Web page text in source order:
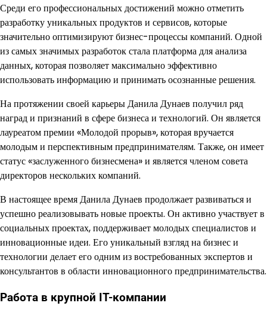
Среди его профессиональных достижений можно отметить
разработку уникальных продуктов и сервисов, которые
значительно оптимизируют бизнес-процессы компаний. Одной
из самых значимых разработок стала платформа для анализа
данных, которая позволяет максимально эффективно
использовать информацию и принимать осознанные решения.
На протяжении своей карьеры Данила Дунаев получил ряд
наград и признаний в сфере бизнеса и технологий. Он является
лауреатом премии «Молодой прорыв», которая вручается
молодым и перспективным предпринимателям. Также, он имеет
статус «заслуженного бизнесмена» и является членом совета
директоров нескольких компаний.
В настоящее время Данила Дунаев продолжает развиваться и
успешно реализовывать новые проекты. Он активно участвует в
социальных проектах, поддерживает молодых специалистов и
инновационные идеи. Его уникальный взгляд на бизнес и
технологии делает его одним из востребованных экспертов и
консультантов в области инновационного предпринимательства.
Работа в крупной IT-компании